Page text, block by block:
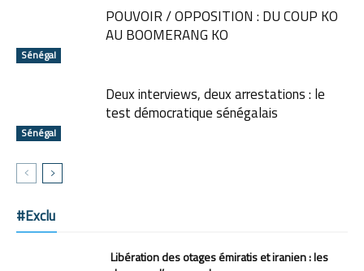
Sénégal
POUVOIR / OPPOSITION : DU COUP KO
AU BOOMERANG KO
Sénégal
Deux interviews, deux arrestations : le
test démocratique sénégalais
#Exclu
Libération des otages émiratis et iranien : les